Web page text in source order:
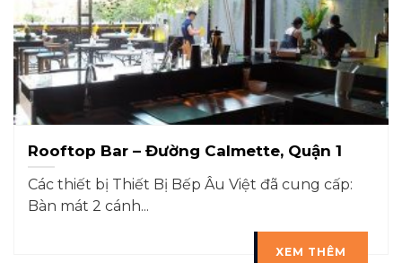
Rooftop Bar – Đường Calmette, Quận 1
Các thiết bị Thiết Bị Bếp Âu Việt đã cung cấp:
Bàn mát 2 cánh...
XEM THÊM